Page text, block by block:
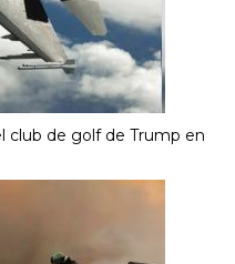
club de golf de Trump en